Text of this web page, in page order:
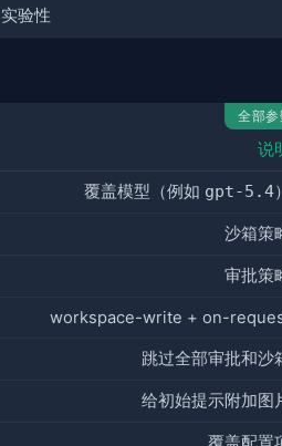
实验性
全部参
说
覆盖模型（例如 gpt-5.4）
沙箱策
审批策
workspace-write + on-
跳过全部审批和沙
给初始提示附加图